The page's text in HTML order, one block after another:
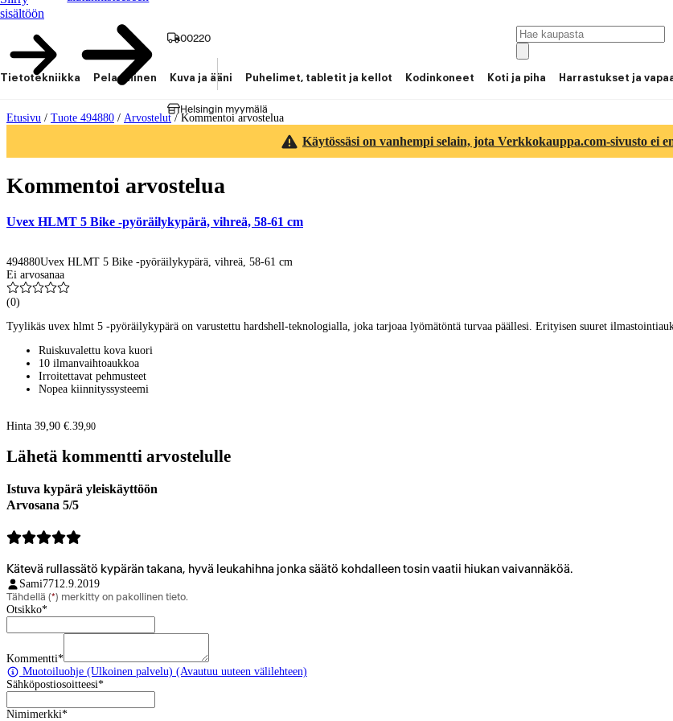
sisältöön
00220
Helsingin myymälä
Tietotekniikka Pelaaminen Kuva ja ääni Puhelimet, tabletit ja kellot Kodinkoneet Koti ja piha Harrastukset ja
Etusivu / Tuote 494880 / Arvostelut/ Kommentoi arvostelua
Käytössäsi on vanhempi selain, jota Verkkokauppa.com-sivusto ei
Kommentoi arvostelua
Uvex HLMT 5 Bike -pyöräilykypärä, vihreä, 58-61 cm
494880Uvex HLMT 5 Bike -pyöräilykypärä, vihreä, 58-61 cm
Ei arvosanaa
(0)
Tyylikäs uvex hlmt 5 -pyöräilykypärä on varustettu hardshell-teknologialla, joka tarjoaa lyömätöntä turvaa päällesi. Erityisen suuret
Ruiskuvalettu kova kuori
10 ilmanvaihtoaukkoa
Irroitettavat pehmusteet
Nopea kiinnityssysteemi
Hinta 39,90 €.39,90
Lähetä kommentti arvostelulle
Istuva kypärä yleiskäyttöön
Arvosana 5/5
Kätevä rullassätö kypärän takana, hyvä leukahihna jonka säätö kohdalleen tosin vaatii hiukan vaivannäköä.
Sami7712.9.2019
Tähdellä (*) merkitty on pakollinen tieto.
Otsikko*
Kommentti*
Muotoiluohje (Ulkoinen palvelu) (Avautuu uuteen välilehteen)
Sähköpostiosoitteesi*
Nimimerkki*